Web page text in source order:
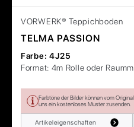
VORWERK® Teppichboden
TELMA PASSION
Farbe: 4J25
Format: 4m Rolle oder
Farbtöne der Bilder können vom
uns ein kostenloses Muster zusenden.
Artikeleigenschaften